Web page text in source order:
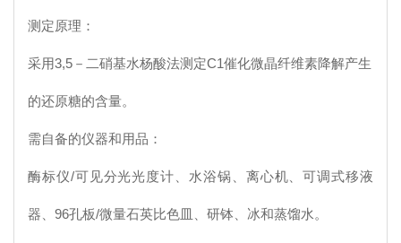
测定原理：
采用3,5－二硝基水杨酸法测定C1催化微晶纤维素降解产生
的还原糖的含量。
需自备的仪器和用品：
酶标仪/可见分光光度计、水浴锅、离心机、可调式移液
器、96孔板/微量石英比色皿、研钵、冰和蒸馏水。